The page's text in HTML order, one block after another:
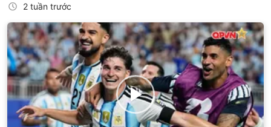
2 tuần trước